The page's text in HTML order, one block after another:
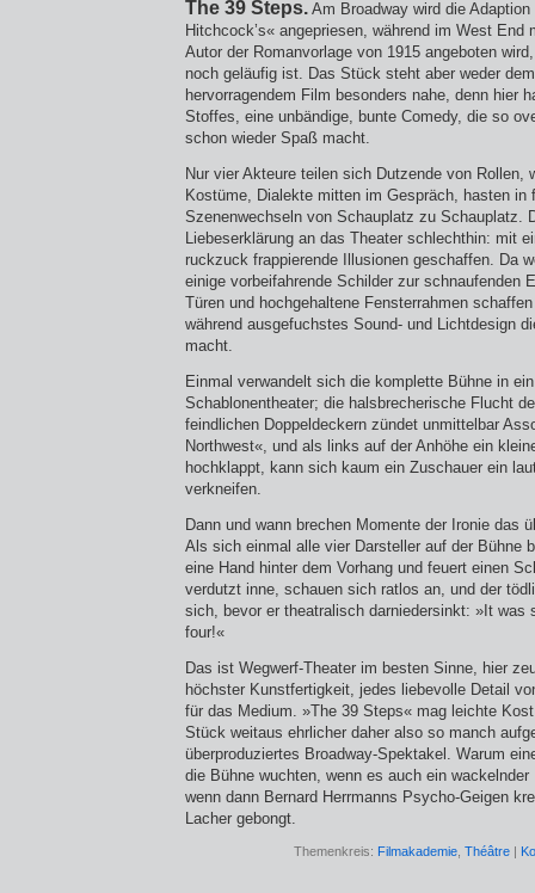
The 39 Steps. Am Broadway wird die
Hitchcock’s« angepriesen, während im West End
Autor der Romanvorlage von 1915 angeboten
noch geläufig ist. Das Stück steht aber weder
hervorragendem Film besonders nahe, denn hier
Stoffes, eine unbändige, bunte Comedy, die so
schon wieder Spaß macht.
Nur vier Akteure teilen sich Dutzende von Rollen,
Kostüme, Dialekte mitten im Gespräch, hasten in
Szenenwechseln von Schauplatz zu Schauplatz.
Liebeserklärung an das Theater schlechthin: mit
ruckzuck frappierende Illusionen geschaffen. Da
einige vorbeifahrende Schilder zur schnaufenden
Türen und hochgehaltene Fensterrahmen
während ausgefuchstes Sound- und Lichtdesign
macht.
Einmal verwandelt sich die komplette Bühne in
Schablonentheater; die halsbrecherische Flucht
feindlichen Doppeldeckern zündet unmittelbar
Northwest«, und als links auf der Anhöhe ein
hochklappt, kann sich kaum ein Zuschauer ein
verkneifen.
Dann und wann brechen Momente der Ironie das
Als sich einmal alle vier Darsteller auf der Bühne
eine Hand hinter dem Vorhang und feuert einen
verdutzt inne, schauen sich ratlos an, und der
sich, bevor er theatralisch darniedersinkt: »It was
four!«
Das ist Wegwerf-Theater im besten Sinne, hier
höchster Kunstfertigkeit, jedes liebevolle Detail
für das Medium. »The 39 Steps« mag leichte
Stück weitaus ehrlicher daher also so manch
überproduziertes Broadway-Spektakel. Warum
die Bühne wuchten, wenn es auch ein
wenn dann Bernard Herrmanns Psycho-Geigen
Lacher gebongt.
Themenkreis: Filmakademie Théâtre |